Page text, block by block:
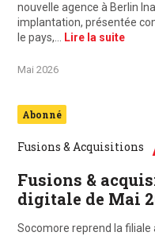
nouvelle agence à Berlin
implantation, présentée
le pays,… Lire la suite
Mai 2026
Abonné
Fusions & Acquisitions
Fusions &
digitale de Mai
Socomore reprend la filiale